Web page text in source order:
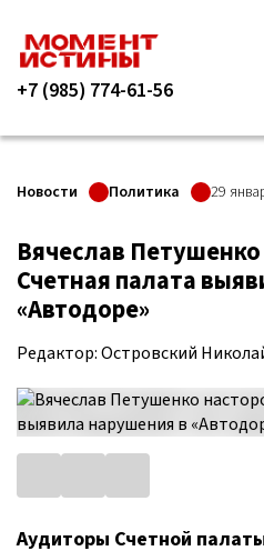
+7 (985) 774-61-56
Новости Политика 29
Вячеслав
Счетная палата
«Автодоре»
Редактор: Островский
Аудиторы Счетной